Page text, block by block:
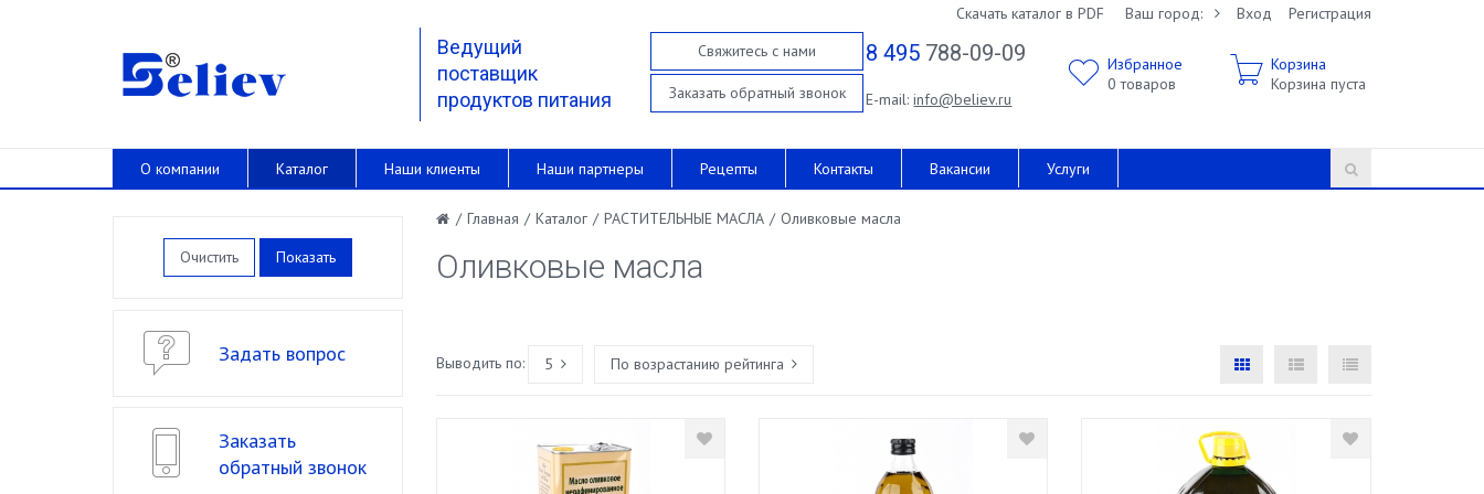
Скачать каталог в PDF Ваш город: Вход Регистрация
Ведущий
поставщик
продуктов питания
Свяжитесь с нами
Заказать обратный звонок
8 495 788-09-09
E-mail:info@believ.ru
Избранное
0 товаров
Корзина
Корзина пуста
О компании Каталог Наши клиенты Наши партнеры Рецепты Контакты Вакансии Услуги
/ Главная / Каталог / РАСТИТЕЛЬНЫЕ МАСЛА / Оливковые масла
Оливковые масла
Выводить по: 5 По возрастанию рейтинга
Очистить
Задать вопрос
Заказать
обратный звонок